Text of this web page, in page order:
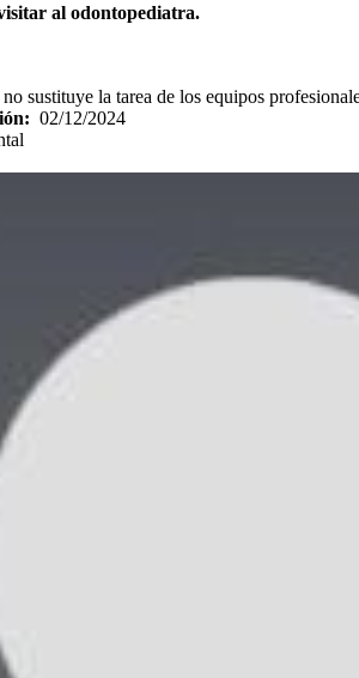
al odontopediatra.
sustituye la tarea de los equipos
02/12/2024